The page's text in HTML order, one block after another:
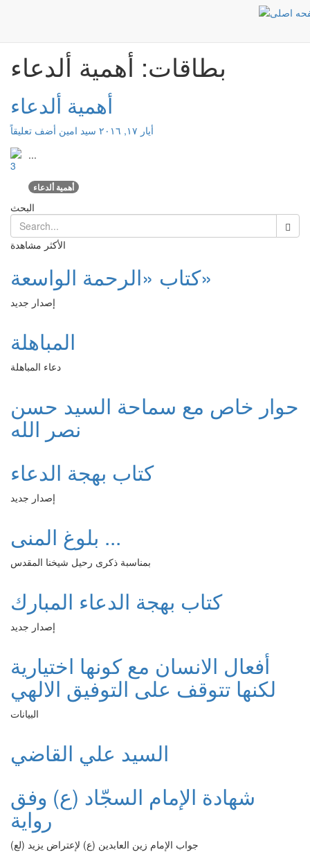
بطاقات: أهمية ألدعاء
أهمية ألدعاء
أيار ١٧, ٢٠١٦ سید امین أضف تعليقاً
...
أهمية ألدعاء
البحث
الأكثر مشاهدة
كتاب «الرحمة الواسعة»
إصدار جديد
المباهلة
دعاء المباهلة
حوار خاص مع سماحة السيد حسن
نصر الله
كتاب بهجة الدعاء
إصدار جديد
بلوغ المنى ...
بمناسبة ذكرى رحيل شيخنا المقدس
كتاب بهجة الدعاء المبارك
إصدار جديد
أفعال الانسان مع كونها اختيارية
لكنها تتوقف على التوفيق الالهي
البيانات
السيد علي القاضي
شهادة الإمام السجّاد (ع) وفق
رواية
جواب الإمام زين العابدين (ع) لإعتراض يزيد (لع)